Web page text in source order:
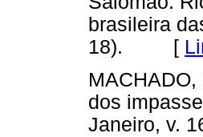
brasileira
18). [
dos
Janeiro, v.